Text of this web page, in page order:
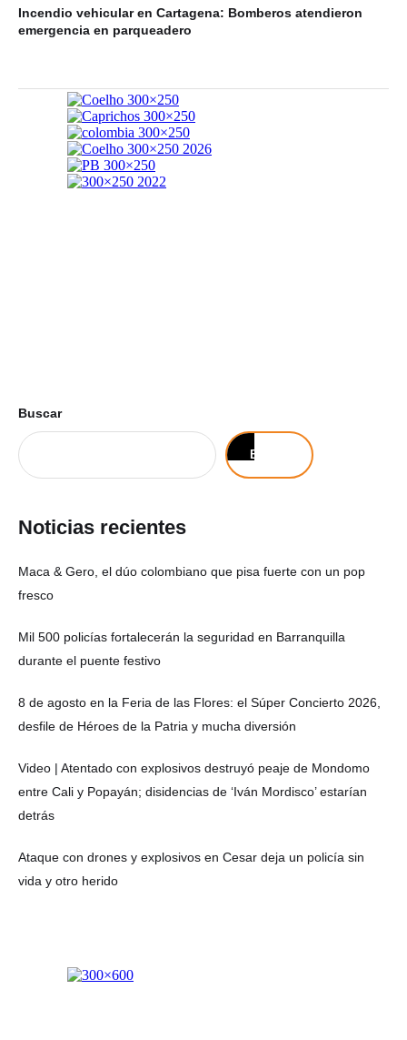
Incendio vehicular en Cartagena: Bomberos atendieron
emergencia en parqueadero
Buscar
Buscar
Noticias recientes
Maca & Gero, el dúo colombiano que pisa fuerte con un pop
fresco
Mil 500 policías fortalecerán la seguridad en Barranquilla
durante el puente festivo
8 de agosto en la Feria de las Flores: el Súper Concierto 2026,
desfile de Héroes de la Patria y mucha diversión
Video | Atentado con explosivos destruyó peaje de Mondomo
entre Cali y Popayán; disidencias de ‘Iván Mordisco’ estarían
detrás
Ataque con drones y explosivos en Cesar deja un policía sin
vida y otro herido